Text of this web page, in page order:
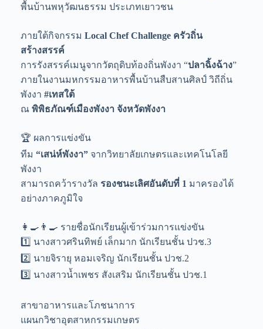
พื้นบ้านพหุวัฒนธรรม ประเภทเยาวชน
ภายใต้กิจกรรม Local Chef Challenge ครัวถิ่น
สร้างสรรค์
การรังสรรค์เมนูจากวัตถุดิบท้องถิ่นพังงา “ปลาฉิ้งฉ้าง”
ภายในงานมหกรรมอาหารพื้นบ้านสืบสานศิลป์ วิถีถิ่น
พังงา #เทสใต้
ณ พิพิธภัณฑ์เมืองพังงา จังหวัดพังงา
🏆 ผลการแข่งขัน
ทีม “เสน่ห์พังงา” จากวิทยาลัยเกษตรและเทคโนโลยี
พังงา
สามารถคว้ารางวัล รองชนะเลิศอันดับที่ 1 มาครองได้
อย่างภาคภูมิใจ
👩‍🍳👨‍🍳 รายชื่อนักเรียนผู้เข้าร่วมการแข่งขัน
1️⃣ นางสาวศรินทิพย์ เล็กมาก นักเรียนชั้น ปวช.3
2️⃣ นายจิรายุ หอมเจริญ นักเรียนชั้น ปวช.2
3️⃣ นางสาวน้ำเพชร สังเสริม นักเรียนชั้น ปวช.1
สาขาอาหารและโภชนาการ
แผนกวิชาอุตสาหกรรมเกษตร